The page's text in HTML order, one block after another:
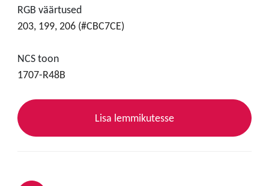
RGB väärtused
203, 199, 206 (#CBC7CE)
NCS toon
1707-R48B
Lisa lemmikutesse